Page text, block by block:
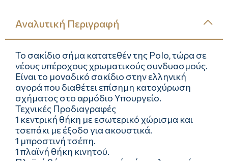
Αναλυτική Περιγραφή
Το σακίδιο σήμα κατατεθέν της Polo, τώρα σε
νέους υπέροχους χρωματικούς συνδυασμούς.
Είναι τo μοναδικό σακίδιο στην ελληνική
αγορά που διαθέτει επίσημη κατοχύρωση
σχήματος στο αρμόδιο Υπουργείο.
Τεχνικές Προδιαγραφές
1 κεντρική θήκη με εσωτερικό χώρισμα και
τσεπάκι με έξοδο για ακουστικά.
1 μπροστινή τσέπη.
1 πλαϊνή θήκη κινητού.